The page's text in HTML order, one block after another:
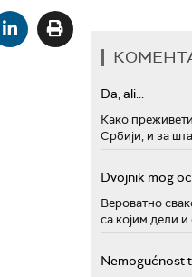
Da, ali...
Како
Србији, и за
Dvojnik mog
Вероватно
са којим дели
Nemogućnost